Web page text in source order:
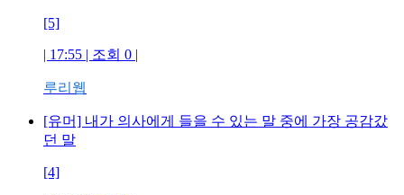
[5]
| 17:55 | 조회 0 |
루리웹
[유머] 내가 의사에게 들을 수 있는 말 중에 가장 공감갔
던 말
[4]